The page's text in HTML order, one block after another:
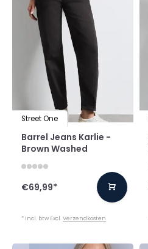
Street One
Barrel Jeans Karlie -
Brown Washed
€69,99*
* Incl. btw Excl.Verzendkosten